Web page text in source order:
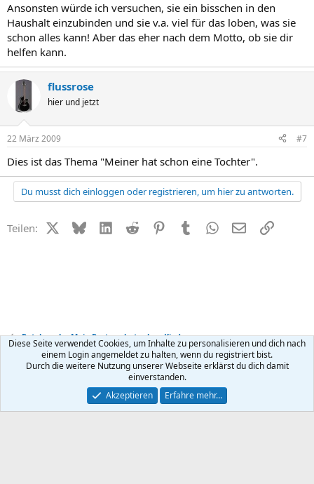
Ansonsten würde ich versuchen, sie ein bisschen in den
Haushalt einzubinden und sie v.a. viel für das loben, was sie
schon alles kann! Aber das eher nach dem Motto, ob sie dir
helfen kann.
flussrose
hier und jetzt
22 März 2009 #7
Dies ist das Thema "Meiner hat schon eine Tochter".
Du musst dich einloggen oder registrieren, um hier zu antworten.
Teilen: X (Twitter)
BlueskyLinkedIn
Reddit PinterestTumblr WhatsApp
E-MailLink
Patchwork - Mein Partner hat schon Kinder
Kontakt Nutzungsbedingungen Datenschutz Hilfe
R
Community platform by XenForo ® © 2010-2026 XenForo Ltd.
Diese Seite verwendet Cookies, um Inhalte zu personalisieren und dich nach
einem Login angemeldet zu halten, wenn du registriert bist.
Durch die weitere Nutzung unserer Webseite erklärst du dich damit
einverstanden.
Akzeptieren
Erfahre mehr…